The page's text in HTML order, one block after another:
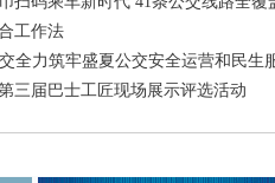
工作法
全力筑牢盛夏公交安全运营和民生
三届巴士工匠现场展示评选活动